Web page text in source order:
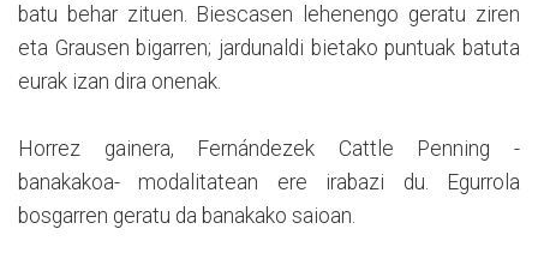
batu behar zituen. Biescasen lehenengo geratu ziren
eta Grausen bigarren; jardunaldi bietako puntuak batuta
eurak izan dira onenak.
Horrez gainera, Fernándezek Cattle Penning -
banakakoa- modalitatean ere irabazi du. Egurrola
bosgarren geratu da banakako saioan.